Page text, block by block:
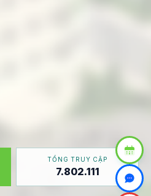
TỔNG TRUY CẬP
7.802.111